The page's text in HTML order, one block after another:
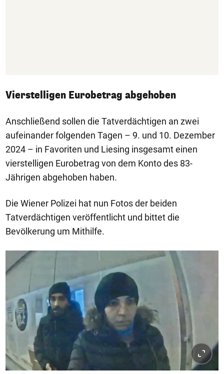
Vierstelligen Eurobetrag abgehoben
Anschließend sollen die Tatverdächtigen an zwei
aufeinander folgenden Tagen – 9. und 10. Dezember
2024 – in Favoriten und Liesing insgesamt einen
vierstelligen Eurobetrag von dem Konto des 83-
Jährigen abgehoben haben.
Die Wiener Polizei hat nun Fotos der beiden
Tatverdächtigen veröffentlicht und bittet die
Bevölkerung um Mithilfe.